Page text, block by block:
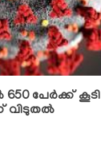
പേര്‍ക്ക് കൂടി
വിടുതല്‍